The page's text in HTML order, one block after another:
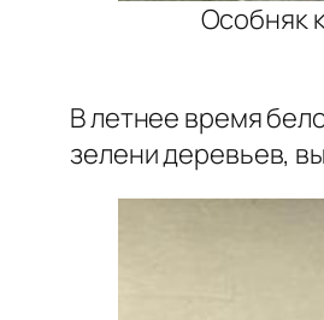
Особняк
В летнее время
зелени деревьев,